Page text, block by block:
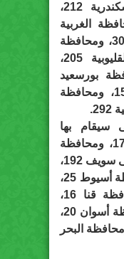
مطروح 32، ومحافظة الإسكندرية 212،
166، ومحافظة الغربية
244، ومحافظة كفر الشيخ 307، ومحافظة
المنوفية 266، ومحافظة القليوبية 205،
49، ومحافظة بورسعيد
20، ومحافظة الإسماعيلية 15، ومحافظة
سيقام بها
الاعتكاف بمحافظة الفيوم 171، ومحافظة
شمال سيناء 36، ومحافظة بنى سويف 192،
ومحافظة المنيا 126، ومحافظة أسيوط 25،
ومحافظة سوهاج 70، ومحافظة قنا 16،
ومحافظة الأقصر 40، ومحافظة أسوان 20،
الوادى الجديد 21، ومحافظة البحر